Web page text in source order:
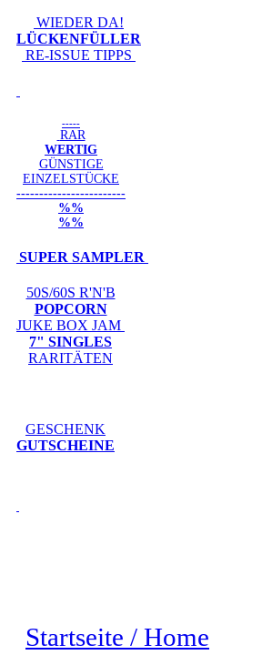
WIEDER DA!
LÜCKENFÜLLER
RE-ISSUE TIPPS
-----
RAR
WERTIG
GÜNSTIGE
EINZELSTÜCKE
------------------------
%%
%%
SUPER SAMPLER
50S/60S R'N'B
POPCORN
JUKE BOX JAM
7" SINGLES
RARITÄTEN
GESCHENK
GUTSCHEINE
Startseite / Home